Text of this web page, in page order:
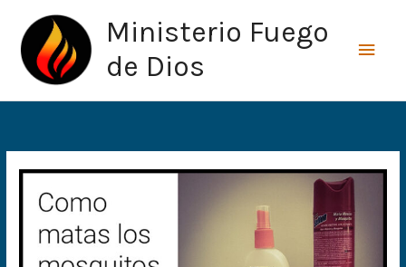
contenido
Ministerio Fuego
de Dios